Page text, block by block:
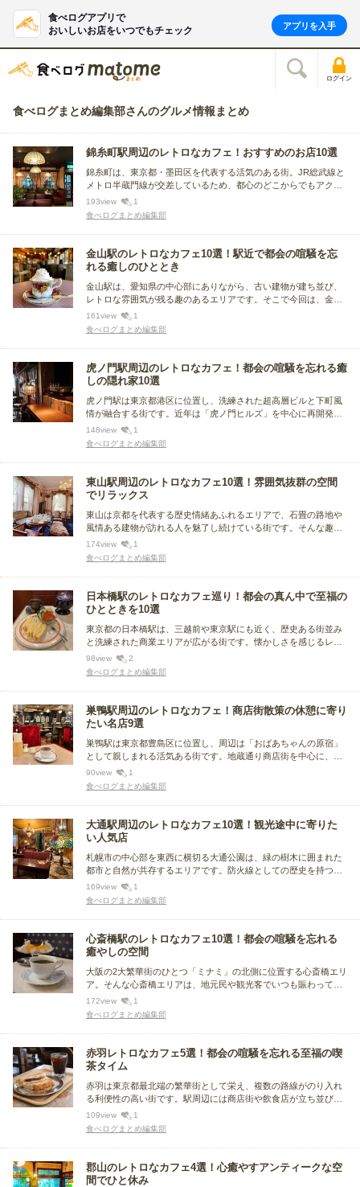
食べログアプリで
おいしいお店をいつでもチェック
アプリを入手
ログイン
食べログまとめ編集部さんのグルメ情報まとめ
錦糸町駅周辺のレトロなカフェ！おすすめのお店10選
錦糸町は、東京都・墨田区を代表する活気のある街。JR総武線と
メトロ半蔵門線が交差しているため、都心のどこからでもアクセ
スがよく、駅周辺には、商業施設や飲食店が集中して立ち並んで
います。この記事では、錦糸町を訪れた人におすすめの、レトロ
193view
1
食べログまとめ編集部
金山駅のレトロなカフェ10選！駅近で都会の喧騒を忘
れる癒しのひととき
金山駅は、愛知県の中心部にありながら、古い建物が建ち並び、
レトロな雰囲気が残る趣のあるエリアです。そこで今回は、金山
駅近くにあるレトロなカフェをまとめました。昔ながらのメニュ
ーや、古き良き内装の魅力的なカフェを紹介します。
161view
1
食べログまとめ編集部
虎ノ門駅周辺のレトロなカフェ！都会の喧騒を忘れる癒
しの隠れ家10選
虎ノ門駅は東京都港区に位置し、洗練された超高層ビルと下町風
情が融合する街です。近年は「虎ノ門ヒルズ」を中心に再開発が
進み、トレンドの発信地として注目を集めていて、都会の喧騒を
忘れるような落ち着いた雰囲気のカフェも点在しています。今回
た。
148view
1
食べログまとめ編集部
東山駅周辺のレトロなカフェ10選！雰囲気抜群の空間
でリラックス
東山は京都を代表する歴史情緒あふれるエリアで、石畳の路地や
風情ある建物が訪れる人を魅了し続けている街です。そんな趣深
い街並みに自然と溶け込むように、時代を超えた温もりあふれる
カフェが点在しています。今回は東山駅周辺で、贅沢なひと時を
174view
1
食べログまとめ編集部
日本橋駅のレトロなカフェ巡り！都会の真ん中で至福の
ひとときを10選
東京都の日本橋駅は、三越前や東京駅にも近く、歴史ある街並み
と洗練された商業エリアが広がる街です。懐かしさを感じるレト
ロなカフェも多く、喫茶メニューや落ち着いた時間を満喫できま
す。この記事では日本橋駅周辺のレトロなカフェの人気店をまと
98view
2
食べログまとめ編集部
巣鴨駅周辺のレトロなカフェ！商店街散策の休憩に寄り
たい名店9選
巣鴨駅は東京都豊島区に位置し、周辺は「おばあちゃんの原宿」
として親しまれる活気ある街です。地蔵通り商店街を中心に、古
き良き昭和の面影が残るレトロな雰囲気が魅力。今回の記事は、
その巣鴨駅周辺にあるレトロなカフェに注目。タイムスリップし
めました。
90view
1
食べログまとめ編集部
大通駅周辺のレトロなカフェ10選！観光途中に寄りた
い人気店
札幌市の中心部を東西に横切る大通公園は、緑の樹木に囲まれた
都市と自然が共存するエリアです。防火線としての歴史を持つ大
通には、思わず立ち寄りたくなるレトロなカフェがあります。今
回は、大通駅周辺で人気のレトロなカフェをまとめました。
169view
1
食べログまとめ編集部
心斎橋駅のレトロなカフェ10選！都会の喧騒を忘れる
癒やしの空間
大阪の2大繁華街のひとつ「ミナミ」の北側に位置する心斎橋エリ
ア。そんな心斎橋エリアは、地元民や観光客でいつも賑わってお
り、個性的で魅力的なグルメスポットがたくさんあります。今回
は、心斎橋周辺でほっこり落ち着ける空間を与えてくれる、人気
172view
1
食べログまとめ編集部
赤羽レトロなカフェ5選！都会の喧騒を忘れる至福の喫
茶タイム
赤羽は東京都最北端の繁華街として栄え、複数の路線がのり入れ
る利便性の高い街です。駅周辺には商店街や飲食店が立ち並び、
下町情緒が色濃く残るのも特徴。「せんべろ」の聖地としても知
られ、気軽に立ち寄れるグルメスポットが多いのも魅力です。今
109view
1
食べログまとめ編集部
郡山のレトロなカフェ4選！心癒やすアンティークな空
間でひと休み